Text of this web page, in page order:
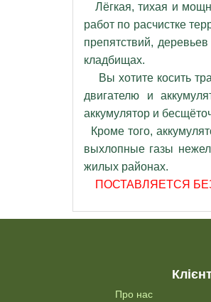
Лёгкая, тихая и
работ по расчистке
препятствий,
кладбищах.
Вы хотите косить
двигателю и
аккумулятор и
Кроме того,
выхлопные газы
жилых районах.
ПОСТАВЛЯЕТСЯ
Про нас